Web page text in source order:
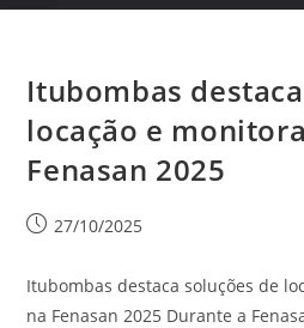
Itubombas
locação e
Fenasan 2025
27/10/2025
Itubombas destaca soluções de
na Fenasan 2025 Durante a